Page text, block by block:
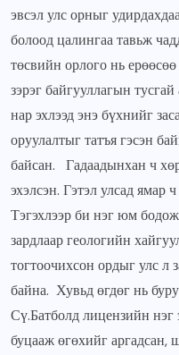
эвсэл улс орныг
болоод цалингаа тавьж
төсвийн орлого нь
зэрэг байгууллагын
нар эхлээд энэ бүхнийг
оруулалтыг татъя гэсэн
байсан. Гадаадынхан ч
эхэлсэн. Гэтэл улсад ямар
Тэгэхлээр би нэг юм
зардлаар геологийн
тогтоочихсон ордыг улс л
байна. Хувьд өгдөг нь
Сү.Батболд лицензийн нэг
буцааж өгөхийг аргадсан,